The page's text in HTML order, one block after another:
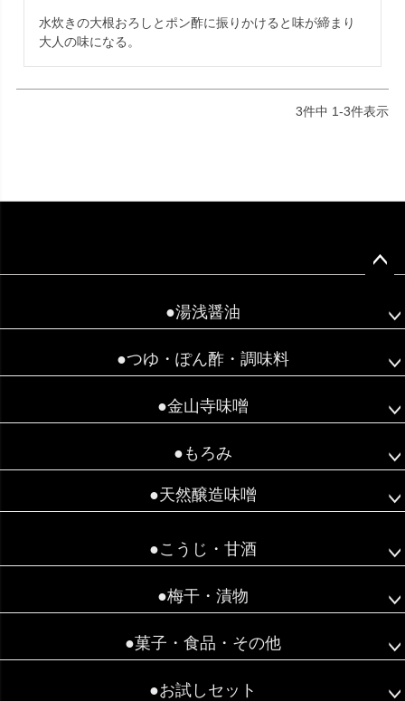
水炊きの大根おろしとポン酢に振りかけると味が締まり
3件中 1-3件表示
●湯浅醤油
●つゆ・ぽん酢・調味料
●金山寺味噌
●もろみ
●天然醸造味噌
●こうじ・甘酒
●梅干・漬物
●菓子・食品・その他
●お試しセット